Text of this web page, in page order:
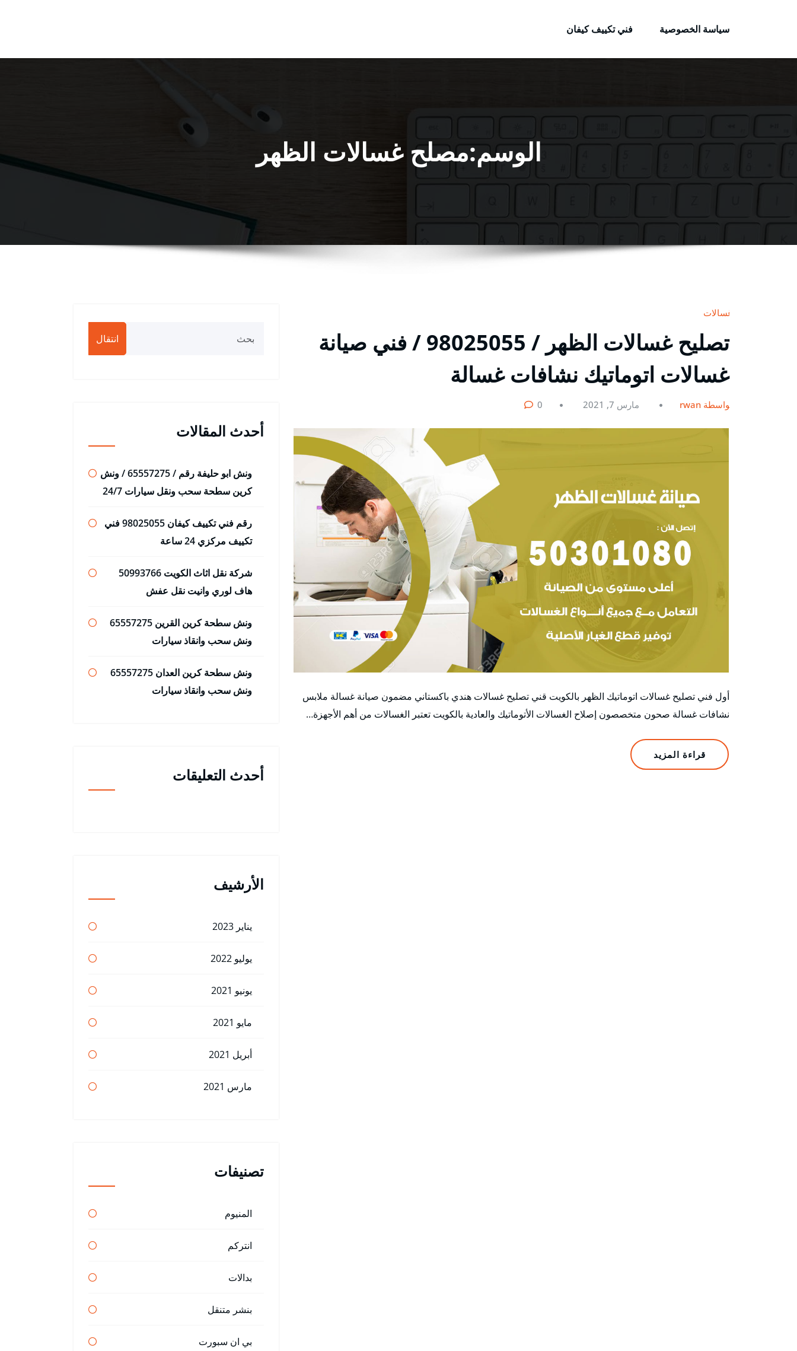
سياسة الخصوصية
فني تكييف كيفان
الوسم:مصلح غسالات الظهر
غسالات
تصليح غسالات الظهر / 98025055 / فني صيانة
غسالات اتوماتيك نشافات غسالة
بواسطة rwan مارس 7, 2021 0
أول فني تصليح غسالات اتوماتيك الظهر بالكويت قني تصليح غسالات هندي باكستاني مضمون صيانة غسالة ملابس
نشافات غسالة صحون متخصصون إصلاح الغسالات الأتوماتيك والعادية بالكويت تعتبر الغسالات من أهم الأجهزة…
قراءة المزيد
انتقال
أحدث المقالات
ونش ابو حليفة رقم / 65557275 / ونش
كرين سطحة سحب ونقل سيارات 24/7
رقم فني تكييف كيفان 98025055 فني
تكييف مركزي 24 ساعة
شركة نقل اثاث الكويت 50993766
هاف لوري وانيت نقل عفش
ونش سطحة كرين القرين 65557275
ونش سحب وانقاذ سيارات
ونش سطحة كرين العدان 65557275
ونش سحب وانقاذ سيارات
أحدث التعليقات
الأرشيف
يناير 2023
يوليو 2022
يونيو 2021
مايو 2021
أبريل 2021
مارس 2021
تصنيفات
المنيوم
انتركم
بدالات
بنشر متنقل
بي ان سبورت